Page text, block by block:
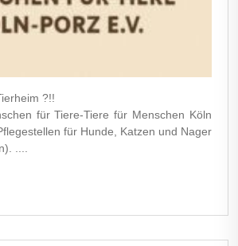
?!!
für Tiere-Tiere für Menschen Köln
für Hunde, Katzen und Nager
....